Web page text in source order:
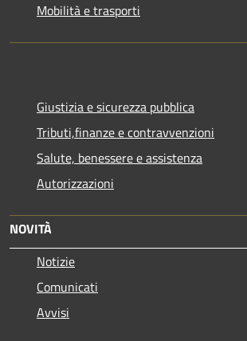
Mobilità e trasporti
Giustizia e sicurezza pubblica
Tributi,finanze e contravvenzioni
Salute, benessere e assistenza
Autorizzazioni
NOVITÀ
Notizie
Comunicati
Avvisi